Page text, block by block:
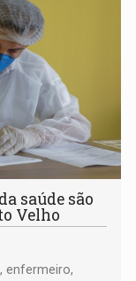
saúde são
Velho
enfermeiro,